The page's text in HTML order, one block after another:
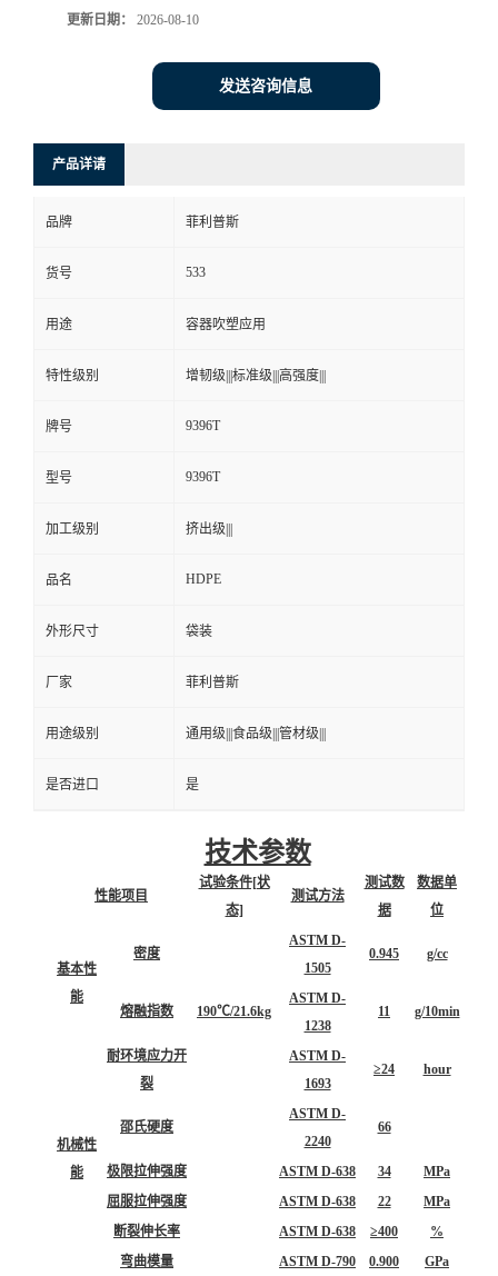
更新日期： 2026-08-10
发送咨询信息
产品详请
品牌 菲利普斯
货号 533
用途 容器吹塑应用
特性级别 增韧级|||标准级|||高强度|||
牌号 9396T
型号 9396T
加工级别 挤出级|||
品名 HDPE
外形尺寸 袋装
厂家 菲利普斯
用途级别 通用级|||食品级|||管材级|||
是否进口 是
技术参数
性能项目
试验条件[状
态]
测试方法
测试数
据
数据单
位
基本性
能
密度
ASTM D-
1505
0.945 g/cc
熔融指数 190℃/21.6kg
ASTM D-
1238
11 g/10min
机械性
能
耐环境应力开
裂
ASTM D-
1693
≥24 hour
邵氏硬度
ASTM D-
2240
66
极限拉伸强度 ASTM D-638 34
MPa
屈服拉伸强度
ASTM D-638 22
MPa
断裂伸长率
ASTM D-638 ≥400
%
弯曲模量
ASTM D-790 0.900 GPa